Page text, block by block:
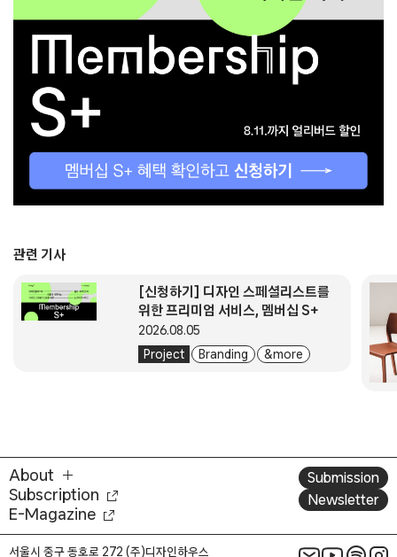
관련 기사
Project Branding & more
[신청하기] 디자인 스페셜리스트를
위한 프리미엄 서비스, 멤버십 S+
2026.08.05
About
Subscription
E-Magazine
Submission
Newsletter
서울시 중구 동호로 272 (주)디자인하우스